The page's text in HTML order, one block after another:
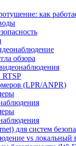
как
обзора
(LPR/ANPR)
для систем
vs локальный